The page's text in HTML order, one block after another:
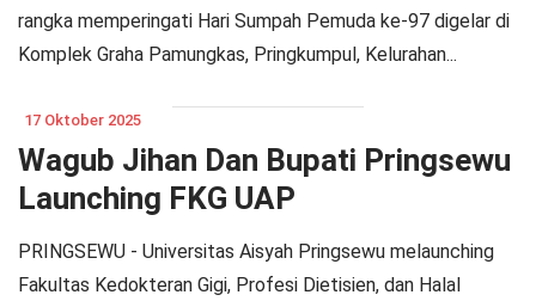
rangka memperingati Hari Sumpah Pemuda ke-97 digelar di
Komplek Graha Pamungkas, Pringkumpul, Kelurahan...
17 Oktober 2025
Wagub Jihan Dan Bupati Pringsewu
Launching FKG UAP
PRINGSEWU - Universitas Aisyah Pringsewu melaunching
Fakultas Kedokteran Gigi, Profesi Dietisien, dan Halal